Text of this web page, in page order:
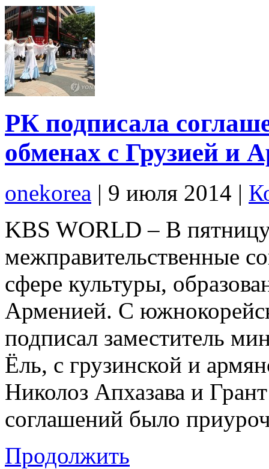
РК подписала
обменах с Грузией и
onekorea | 9 июля 2014 |
KBS WORLD – В
межправительственные
сфере культуры,
Арменией. С
подписал заместитель
Ёль, с грузинской и
Николоз Апхазава и
соглашений было
Продолжить